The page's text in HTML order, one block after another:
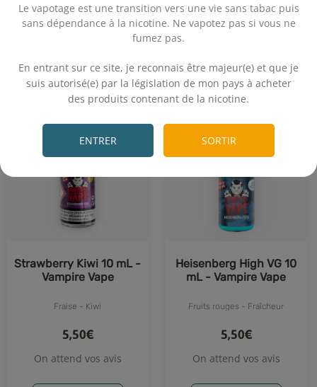
Le vapotage est une transition vers une vie sans tabac puis
sans dépendance à la nicotine. Ne vapotez pas si vous ne
fumez pas.
En entrant sur ce site, je reconnais être majeur(e) et que je
suis autorisé(e) par la législation de mon pays à acheter
des produits contenant de la nicotine.
ENTRER SORTIR
On attend vos avis On attend vos avis
Strawberry Kiwi 10 mL -
Vampire Vape
Fraise - Kiwi
5,50€
On attend vos avis
Heisenberg High VG 10
mL - Vampire Vape
Fruits rouges - Fraîcheur
5,50€
On attend vos avis